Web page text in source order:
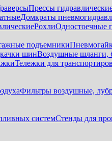
Прессы
Домкраты
РохлиОдностоечные
подъемники
шинВоздушные шланги,
Тележки для
Фильтры воздушные,
системСтенды для